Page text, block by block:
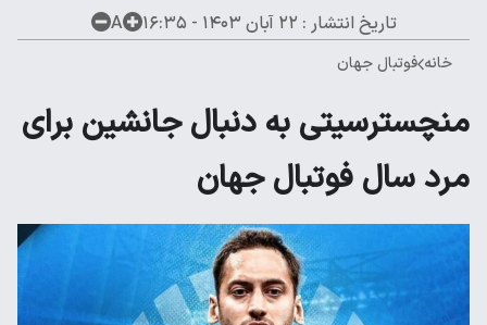
تاریخ انتشار : ۲۲ آبان ۱۴۰۳ - ۱۶:۳۵ A
خانه فوتبال جهان
منچسترسیتی به دنبال جانشین برای
مرد سال فوتبال جهان